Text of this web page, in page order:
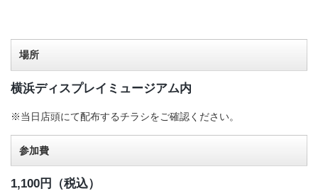
場所
横浜ディスプレイミュージアム内
※当日店頭にて配布するチラシをご確認ください。
参加費
1,100円（税込）